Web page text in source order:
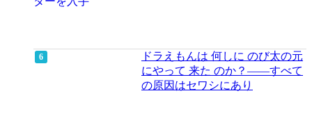
ドラえもんは 何しに のび太の元
にやって 来た のか？――すべて
の原因はセワシにあり